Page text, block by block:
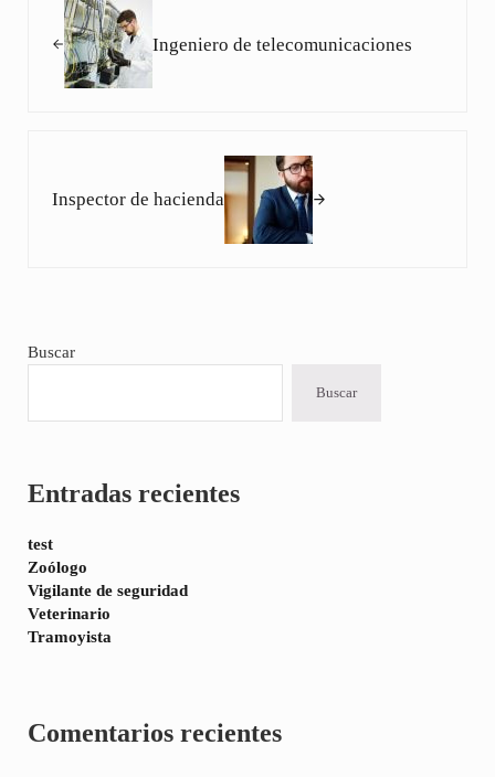
Ingeniero de telecomunicaciones
Inspector de hacienda
Sidebar
Buscar
Buscar
Entradas recientes
test
Zoólogo
Vigilante de seguridad
Veterinario
Tramoyista
Comentarios recientes